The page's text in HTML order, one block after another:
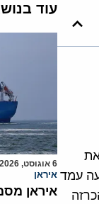
את
עמד
ההכרזה
עוד
6 אוגוסט, 2026
איראן
איראן